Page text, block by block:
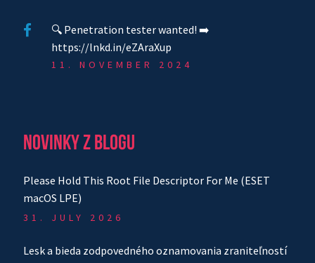
🔍 Penetration tester wanted! ➡️
https://lnkd.in/eZAraXup
11. NOVEMBER 2024
NOVINKY Z BLOGU
Please Hold This Root File Descriptor For Me (ESET
macOS LPE)
31. JULY 2026
Lesk a bieda zodpovedného oznamovania zraniteľností